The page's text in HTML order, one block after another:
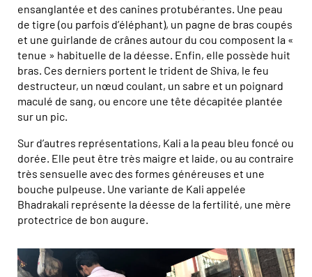
ensanglantée et des canines protubérantes. Une peau
de tigre (ou parfois d’éléphant), un pagne de bras coupés
et une guirlande de crânes autour du cou composent la «
tenue » habituelle de la déesse. Enfin, elle possède huit
bras. Ces derniers portent le trident de Shiva, le feu
destructeur, un nœud coulant, un sabre et un poignard
maculé de sang, ou encore une tête décapitée plantée
sur un pic.
Sur d’autres représentations, Kali a la peau bleu foncé ou
dorée. Elle peut être très maigre et laide, ou au contraire
très sensuelle avec des formes généreuses et une
bouche pulpeuse. Une variante de Kali appelée
Bhadrakali représente la déesse de la fertilité, une mère
protectrice de bon augure.